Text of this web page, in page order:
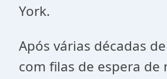
York.
Após várias décadas
com filas de espera de